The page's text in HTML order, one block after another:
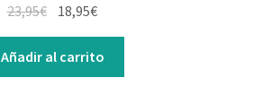
23,95€ 18,95€
Añadir al carrito